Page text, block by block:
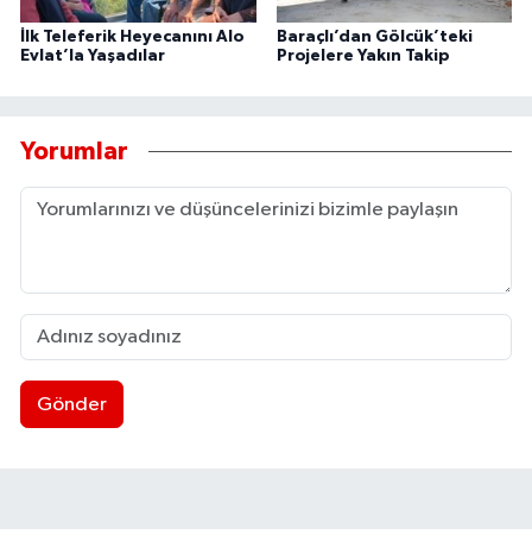
İlk Teleferik Heyecanını Alo
Evlat’la Yaşadılar
Baraçlı’dan Gölcük’teki
Projelere Yakın Takip
Yorumlar
Gönder